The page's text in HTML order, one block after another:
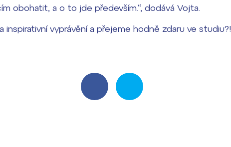
obohatit, a o to jde především.“, dodává Vojta.
inspirativní vyprávění a přejeme hodně zdaru ve studiu?!